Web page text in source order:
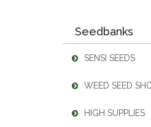
Seedbanks
SENSI SEEDS
WEED SEED
HIGH SUPPLIES